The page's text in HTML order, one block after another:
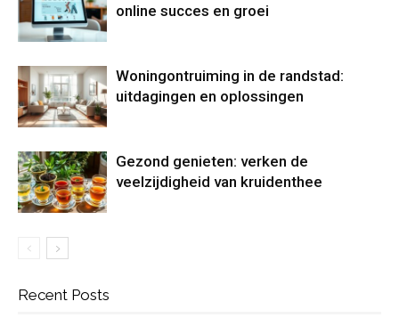
online succes en groei
Woningontruiming in de randstad:
uitdagingen en oplossingen
Gezond genieten: verken de
veelzijdigheid van kruidenthee
Recent Posts